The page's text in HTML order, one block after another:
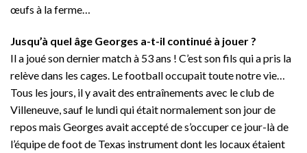
œufs à la ferme…
Jusqu’à quel âge Georges a-t-il continué à jouer ?
Il a joué son dernier match à 53 ans ! C’est son fils qui a pris la
relève dans les cages. Le football occupait toute notre vie…
Tous les jours, il y avait des entraînements avec le club de
Villeneuve, sauf le lundi qui était normalement son jour de
repos mais Georges avait accepté de s’occuper ce jour-là de
l’équipe de foot de Texas instrument dont les locaux étaient